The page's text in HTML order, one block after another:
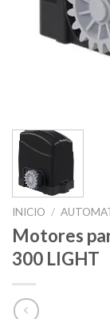
INICIO /
Motores
300 LIGHT